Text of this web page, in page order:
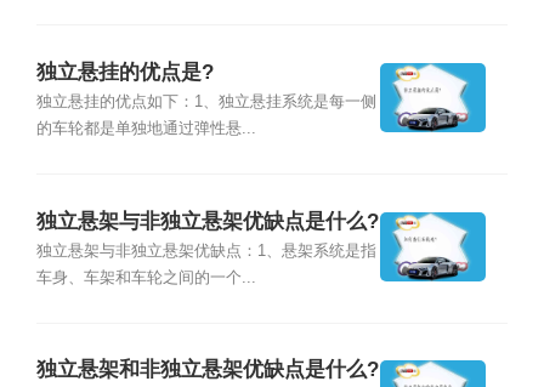
独立悬挂的优点是?
独立悬挂的优点如下：1、独立悬挂系统是每一侧
的车轮都是单独地通过弹性悬...
独立悬架与非独立悬架优缺点是什么?
独立悬架与非独立悬架优缺点：1、悬架系统是指
车身、车架和车轮之间的一个...
独立悬架和非独立悬架优缺点是什么?